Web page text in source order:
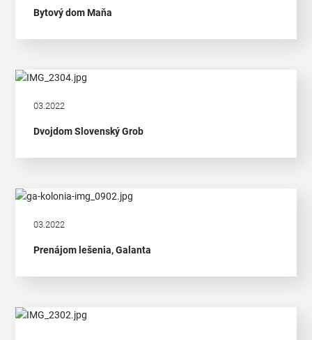
Bytový dom Maňa
03.2022
Dvojdom Slovenský Grob
03.2022
Prenájom lešenia, Galanta